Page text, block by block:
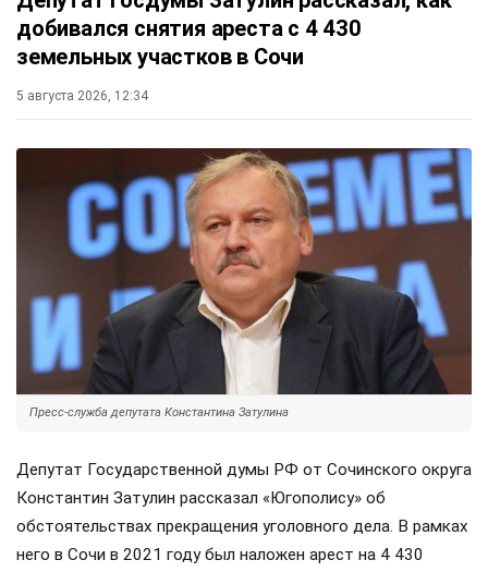
добивался снятия ареста с 4 430
земельных участков в Сочи
5 августа 2026, 12:34
Пресс-служба депутата Константина Затулина
Депутат Государственной думы РФ от Сочинского округа
Константин Затулин рассказал «Югополису» об
обстоятельствах прекращения уголовного дела. В рамках
него в Сочи в 2021 году был наложен арест на 4 430